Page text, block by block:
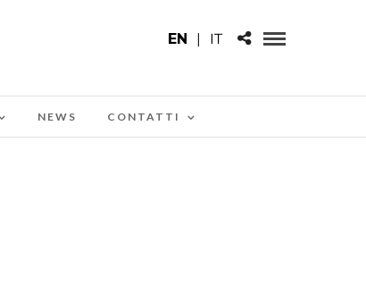
EN | IT
NEWS CONTATTI